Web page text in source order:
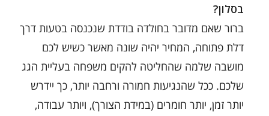
בסלון?
ברור שאם מדובר בחולדה בודדת שנכנסה בטעות דרך
דלת פתוחה, המחיר יהיה שונה מאשר כשיש לכם
מושבה שלמה שהחליטה להקים משפחה בעליית הגג
שלכם. ככל שהנגיעות חמורה ורחבה יותר, כך יידרש
יותר זמן, יותר חומרים (במידת הצורך), ויותר עבודה,